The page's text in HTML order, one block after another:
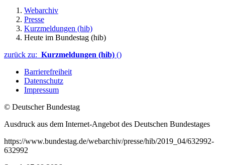
Webarchiv
Presse
Kurzmeldungen (hib)
Heute im Bundestag (hib)
zurück zu: Kurzmeldungen (hib) ()
Barrierefreiheit
Datenschutz
Impressum
© Deutscher Bundestag
Ausdruck aus dem Internet-Angebot des Deutschen Bundestages
https://www.bundestag.de/webarchiv/presse/hib/2019_04/632992-
632992